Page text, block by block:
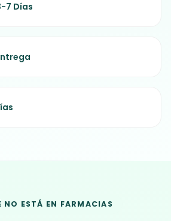
7 Días
NO ESTÁ EN FARMACIAS